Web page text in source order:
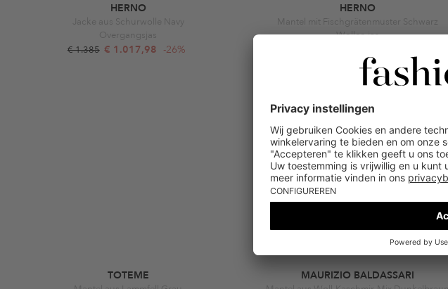
HERNO
Jacke aus Schurwolle Navy
Overgangsjas
€ 1.385 € 1.017,98 -26%
HERNO
Mantel mit Fischgrätenmuster Schwarz
Wollen jas
TOTEME MAURIZIO BALDASSARI